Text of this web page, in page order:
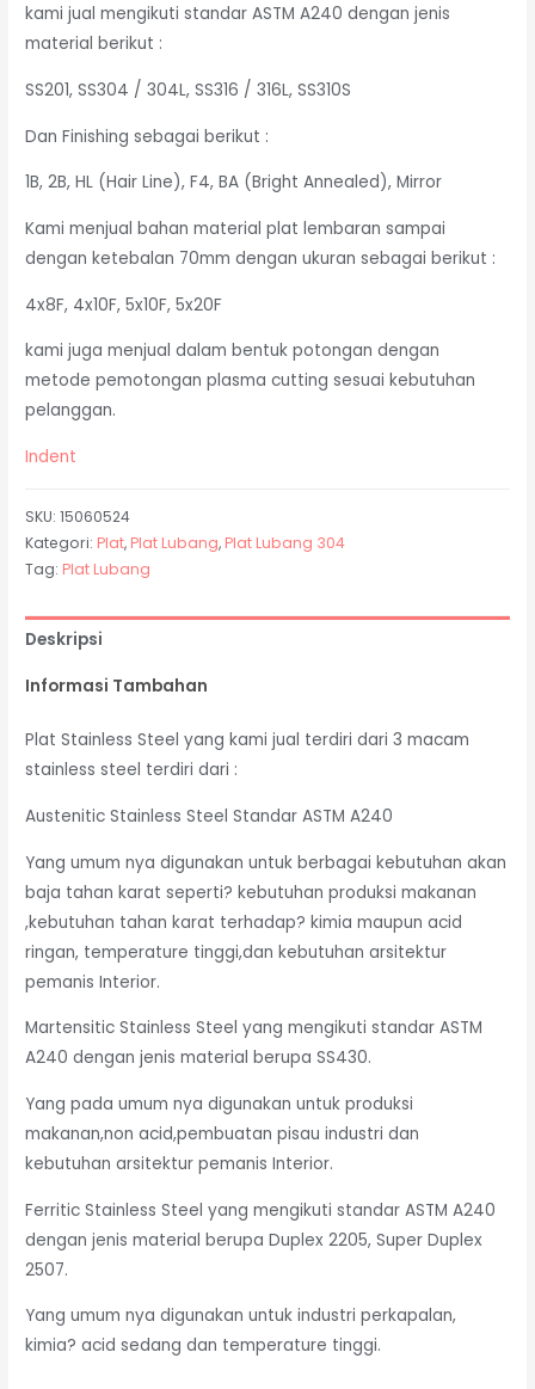
kami jual mengikuti standar ASTM A240 dengan jenis
material berikut :
SS201, SS304 / 304L, SS316 / 316L, SS310S
Dan Finishing sebagai berikut :
1B, 2B, HL (Hair Line), F4, BA (Bright Annealed), Mirror
Kami menjual bahan material plat lembaran sampai
dengan ketebalan 70mm dengan ukuran sebagai berikut :
4x8F, 4x10F, 5x10F, 5x20F
kami juga menjual dalam bentuk potongan dengan
metode pemotongan plasma cutting sesuai kebutuhan
pelanggan.
Indent
SKU:15060524
Kategori: Plat, Plat Lubang, Plat Lubang 304
Tag: Plat Lubang
Deskripsi
Informasi Tambahan
Plat Stainless Steel yang kami jual terdiri dari 3 macam
stainless steel terdiri dari :
Austenitic Stainless Steel Standar ASTM A240
Yang umum nya digunakan untuk berbagai kebutuhan akan
baja tahan karat seperti? kebutuhan produksi makanan
,kebutuhan tahan karat terhadap? kimia maupun acid
ringan, temperature tinggi,dan kebutuhan arsitektur
pemanis Interior.
Martensitic Stainless Steel yang mengikuti standar ASTM
A240 dengan jenis material berupa SS430.
Yang pada umum nya digunakan untuk produksi
makanan,non acid,pembuatan pisau industri dan
kebutuhan arsitektur pemanis Interior.
Ferritic Stainless Steel yang mengikuti standar ASTM A240
dengan jenis material berupa Duplex 2205, Super Duplex
2507.
Yang umum nya digunakan untuk industri perkapalan,
kimia? acid sedang dan temperature tinggi.